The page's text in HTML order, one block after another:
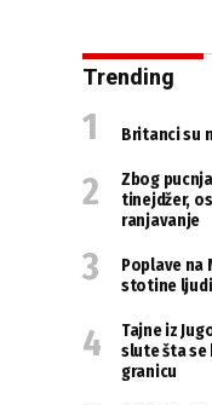
Trending
Britanci su
Zbog
tinejdžer,
ranjavanje
Poplave na
stotine ljudi
Tajne iz
slute šta se
granicu